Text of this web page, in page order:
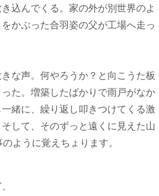
込んでくる。家の外が別世界のよ
かぶった合羽姿の父が工場へ走っ
な声。何やろうか？と向こうた板
た。増築したばかりで雨戸がなか
緒に、繰り返し叩きつけてくる激
して、そのずっと遠くに見えた山
ように覚えちょります。